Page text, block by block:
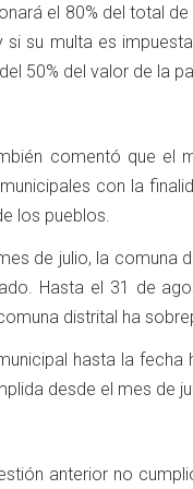
el 80% del total
su multa es
50% del valor de la
comentó que el
con la
los pueblos.
de julio, la comuna
Hasta el 31 de
distrital ha
hasta la
desde el mes de
anterior no